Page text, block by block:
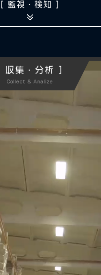
[ 監視・検知 ]
[ 収集・分析 ]
Collect & Analize